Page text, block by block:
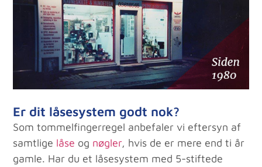
Er dit låsesystem godt nok?
Som tommelfingerregel anbefaler vi eftersyn af
samtlige låse og nøgler, hvis de er mere end ti år
gamle. Har du et låsesystem med 5-stiftede